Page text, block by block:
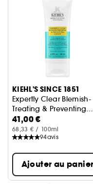
Ignorer le carrousel
KIEHL'S SINCE 1851
Expertly Clear Blemish-
Treating & Preventing
Lotion
Lotion Anti-
41,00 €
68,33 € / 100ml
94avis
Ajouter au panier